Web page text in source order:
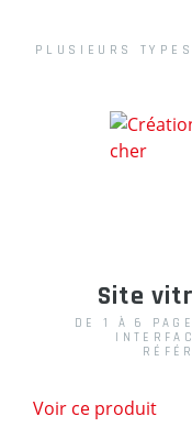
PLUSIEURS
Site
DE 1 À 6
Voir ce produit